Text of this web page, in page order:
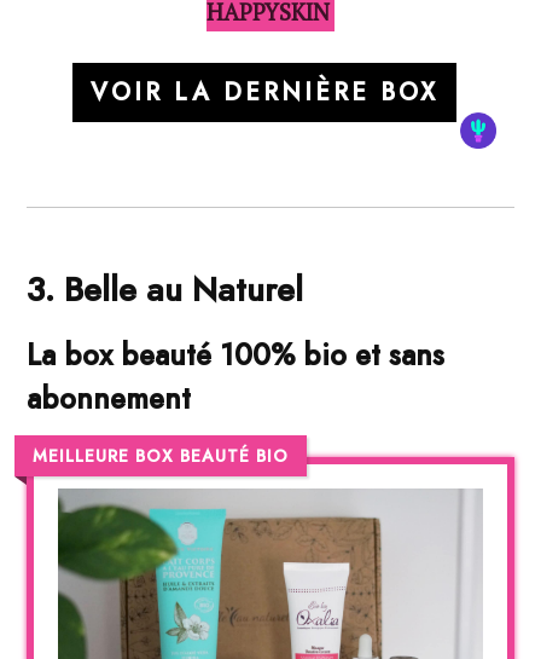
HAPPYSKIN
VOIR LA DERNIÈRE BOX
3. Belle au Naturel
La box beauté 100% bio et sans
abonnement
MEILLEURE BOX BEAUTÉ BIO